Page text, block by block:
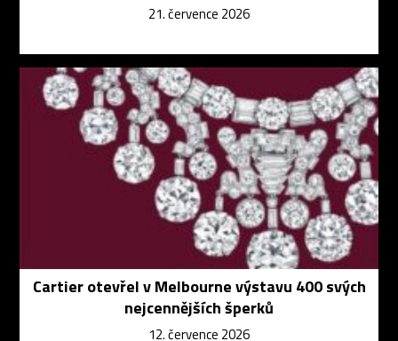
21. července 2026
Cartier otevřel v Melbourne výstavu 400 svých
nejcennějších šperků
12. července 2026